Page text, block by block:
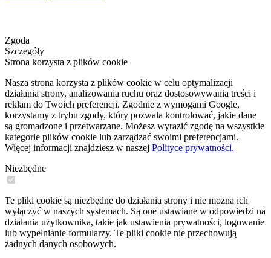
Zgoda
Szczegóły
Strona korzysta z plików cookie
Nasza strona korzysta z plików cookie w celu optymalizacji
działania strony, analizowania ruchu oraz dostosowywania treści i
reklam do Twoich preferencji. Zgodnie z wymogami Google,
korzystamy z trybu zgody, który pozwala kontrolować, jakie dane
są gromadzone i przetwarzane. Możesz wyrazić zgodę na wszystkie
kategorie plików cookie lub zarządzać swoimi preferencjami.
Więcej informacji znajdziesz w naszej Polityce prywatności.
Niezbędne
Te pliki cookie są niezbędne do działania strony i nie można ich
wyłączyć w naszych systemach. Są one ustawiane w odpowiedzi na
działania użytkownika, takie jak ustawienia prywatności, logowanie
lub wypełnianie formularzy. Te pliki cookie nie przechowują
żadnych danych osobowych.